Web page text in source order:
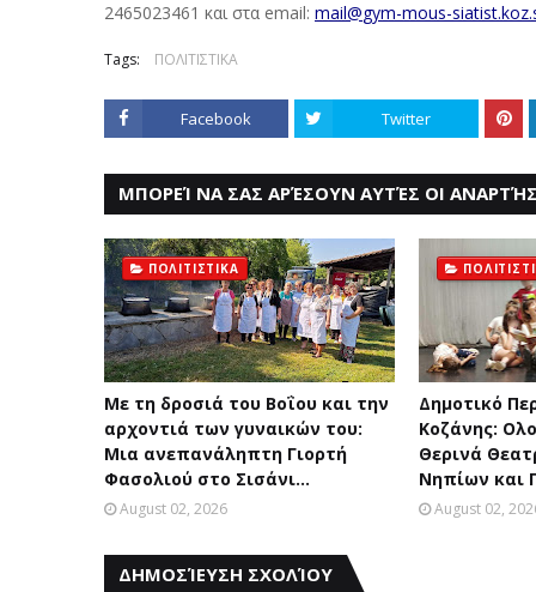
2465023461 και στα email: mail@gym-mous-siatist.koz.
Tags: ΠΟΛΙΤΙΣΤΙΚΑ
Facebook Twitter
ΜΠΟΡΕΊ ΝΑ ΣΑΣ ΑΡΈΣΟΥΝ ΑΥΤΈΣ ΟΙ
ΠΟΛΙΤΙΣΤΙΚΑ
Με τη δροσιά του Βοΐου και την
αρχοντιά των γυναικών του:
Μια ανεπανάληπτη Γιορτή
Φασολιού στο Σισάνι...
August 02, 2026
Δημοτικό
Κοζάνης:
Θερινά
Νηπίων και
August 02,
ΔΗΜΟΣΊΕΥΣΗ ΣΧΟΛΊΟΥ